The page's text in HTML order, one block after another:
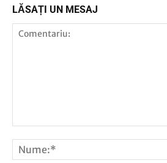
LĂSAȚI UN MESAJ